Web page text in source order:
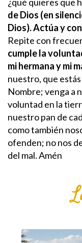
de Dios (en
Dios). Actúa y
Repite con
cumple la
mi hermana y mi
nuestro, que
Nombre; venga a
voluntad en la
nuestro pan de
como también
ofenden; no nos
del mal. Amén